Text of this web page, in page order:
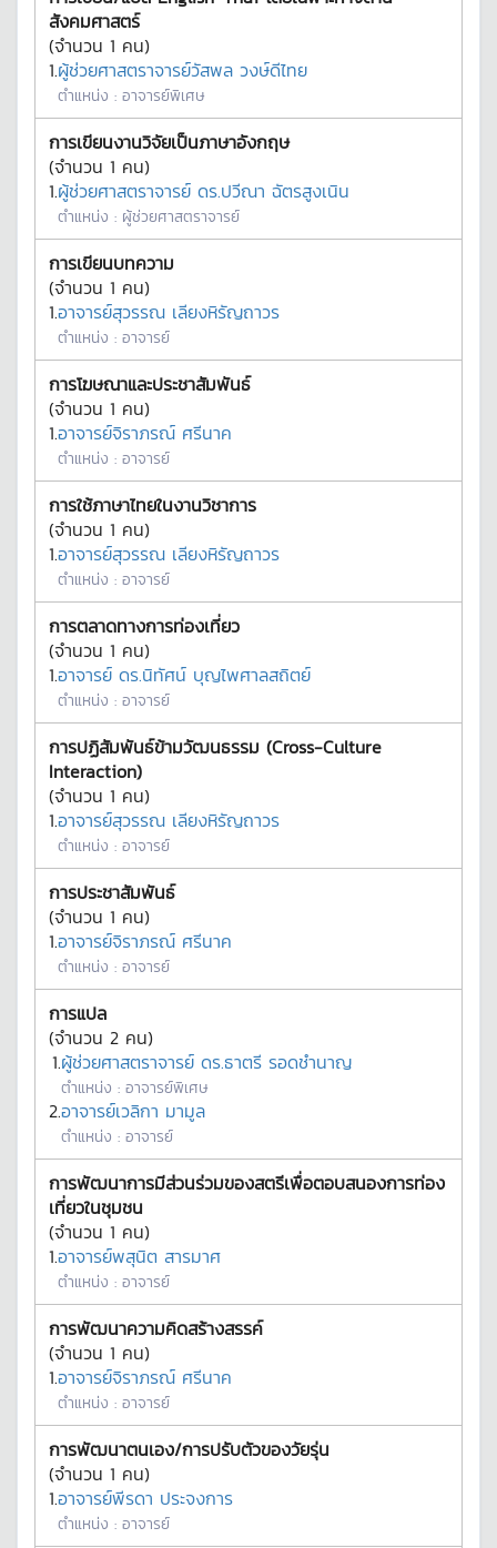
สังคมศาสตร์
(จำนวน 1 คน)
1.ผู้ช่วยศาสตราจารย์วัสพล วงษ์ดีไทย
ตำแหน่ง : อาจารย์พิเศษ
การเขียนงานวิจัยเป็นภาษาอังกฤษ
(จำนวน 1 คน)
1.ผู้ช่วยศาสตราจารย์ ดร.ปวีณา ฉัตรสูงเนิน
ตำแหน่ง : ผู้ช่วยศาสตราจารย์
การเขียนบทความ
(จำนวน 1 คน)
1.อาจารย์สุวรรณ เลียงหิรัญถาวร
ตำแหน่ง : อาจารย์
การโฆษณาและประชาสัมพันธ์
(จำนวน 1 คน)
1.อาจารย์จิราภรณ์ ศรีนาค
ตำแหน่ง : อาจารย์
การใช้ภาษาไทยในงานวิชาการ
(จำนวน 1 คน)
1.อาจารย์สุวรรณ เลียงหิรัญถาวร
ตำแหน่ง : อาจารย์
การตลาดทางการท่องเที่ยว
(จำนวน 1 คน)
1.อาจารย์ ดร.นิทัศน์ บุญไพศาลสถิตย์
ตำแหน่ง : อาจารย์
การปฏิสัมพันธ์ข้ามวัฒนธรรม (Cross-Culture
Interaction)
(จำนวน 1 คน)
1.อาจารย์สุวรรณ เลียงหิรัญถาวร
ตำแหน่ง : อาจารย์
การประชาสัมพันธ์
(จำนวน 1 คน)
1.อาจารย์จิราภรณ์ ศรีนาค
ตำแหน่ง : อาจารย์
การแปล
(จำนวน 2 คน)
1.ผู้ช่วยศาสตราจารย์ ดร.ธาตรี รอดชำนาญ
ตำแหน่ง : อาจารย์พิเศษ
2.อาจารย์เวลิกา มามูล
ตำแหน่ง : อาจารย์
การพัฒนาการมีส่วนร่วมของสตรีเพื่อตอบสนองการท่อง
เที่ยวในชุมชน
(จำนวน 1 คน)
1.อาจารย์พสุนิต สารมาศ
ตำแหน่ง : อาจารย์
การพัฒนาความคิดสร้างสรรค์
(จำนวน 1 คน)
1.อาจารย์จิราภรณ์ ศรีนาค
ตำแหน่ง : อาจารย์
การพัฒนาตนเอง/การปรับตัวของวัยรุ่น
(จำนวน 1 คน)
1.อาจารย์พีรดา ประจงการ
ตำแหน่ง : อาจารย์